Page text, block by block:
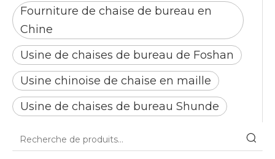
Fourniture de chaise de bureau en
Chine
Usine de chaises de bureau de Foshan
Usine chinoise de chaise en maille
Usine de chaises de bureau Shunde